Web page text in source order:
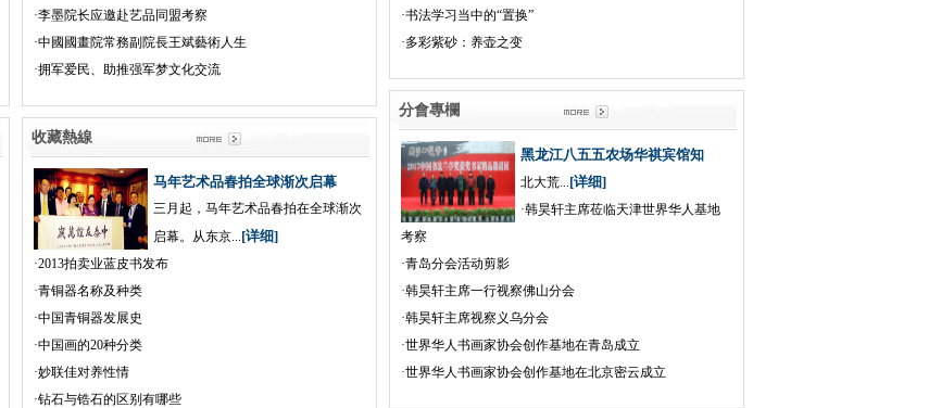
·李墨院长应邀赴艺品同盟考察
·中國國畫院常務副院長王斌藝術人生
·拥军爱民、助推强军梦文化交流
收藏熱線
马年艺术品春拍全球渐次启幕
三月起，马年艺术品春拍在全球渐次
启幕。从东京...[详细]
·2013拍卖业蓝皮书发布
·青铜器名称及种类
·中国青铜器发展史
·中国画的20种分类
·妙联佳对养性情
·钻石与锆石的区别有哪些
·书法学习当中的“置换”
·多彩紫砂：养壶之变
分會專欄
黑龙江八五五农场华祺宾馆知
北大荒...[详细]
·韩昊轩主席莅临天津世界华人基地
考察
·青岛分会活动剪影
·韩昊轩主席一行视察佛山分会
·韩昊轩主席视察义乌分会
·世界华人书画家协会创作基地在青岛成立
·世界华人书画家协会创作基地在北京密云成立